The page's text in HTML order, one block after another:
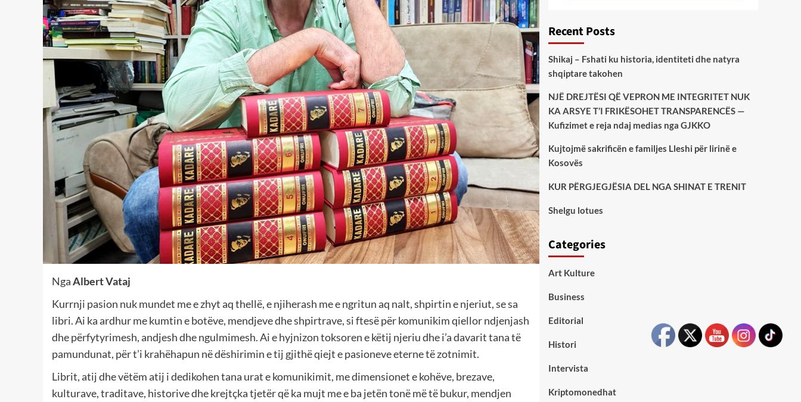
NgaAlbert Vataj
Kurrnji pasion nuk mundet me e zhyt aq thellë, e njiherash me e ngritun aq nalt, shpirtin e njeriut, se sa
libri. Ai ka ardhur me kumtin e botëve, mendjeve dhe shpirtrave, si ftesë për komunikim qiellor ndjenjash
dhe përfytyrimesh, andjesh dhe ngulmimesh. Ai e hyjnizon toksoren e këtij njeriu dhe i’a davarit tana të
pamundunat, për t’i krahëhapun në dëshirimin e tij gjithë qiejt e pasioneve eterne të zotnimit.
Librit, atij dhe vëtëm atij i dedikohen tana urat e komunikimit, me dimensionet e kohëve, brezave,
kulturave, traditave, historive dhe krejtçka tjetër që ka mujt me e ba jetën tonë më të bukur, mendjen
Recent Posts
Shikaj – Fshati ku historia, identiteti dhe natyra
shqiptare takohen
NJË DREJTËSI QË VEPRON ME INTEGRITET NUK
KA ARSYE T’I FRIKËSOHET TRANSPARENCËS —
Kufizimet e reja ndaj medias nga GJKKO
Kujtojmë sakrificën e familjes Lleshi për lirinë e
Kosovës
KUR PËRGJEGJËSIA DEL NGA SHINAT E TRENIT
Shelgu lotues
Categories
Art Kulture
Business
Editorial
Histori
Intervista
Kriptomonedhat